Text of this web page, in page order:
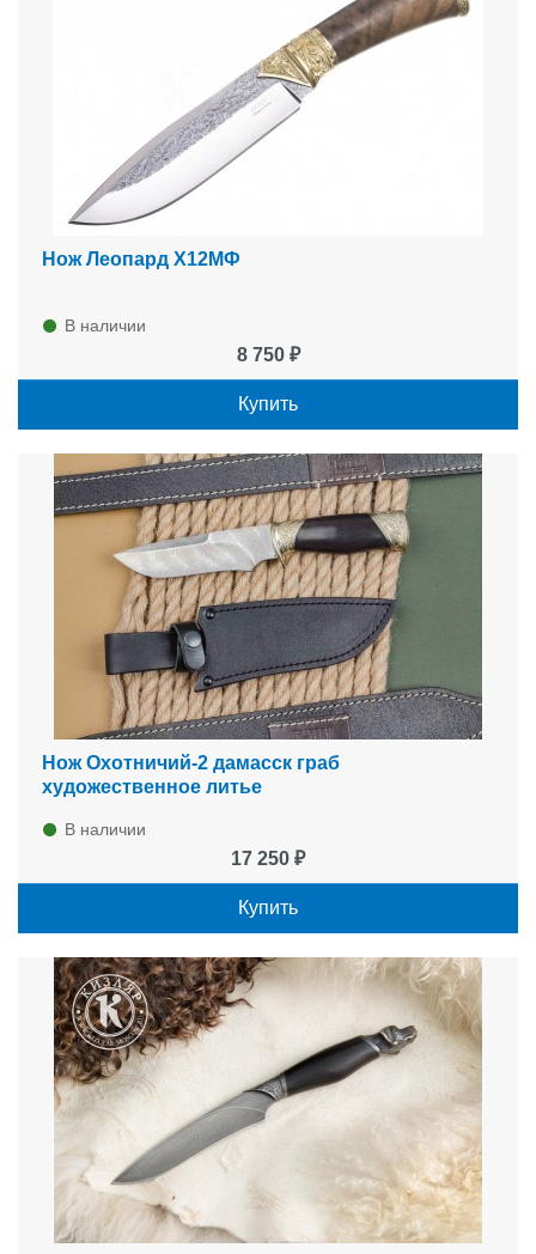
Нож Леопард Х12МФ
В наличии
8 750 ₽
Купить
Нож Охотничий-2 дамасск граб
художественное литье
В наличии
17 250 ₽
Купить